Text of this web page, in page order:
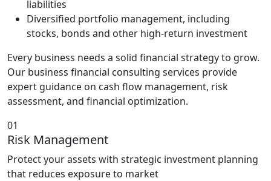
liabilities
Diversified portfolio management, including
stocks, bonds and other high-return investment
Every business needs a solid financial strategy to grow.
Our business financial consulting services provide
expert guidance on cash flow management, risk
assessment, and financial optimization.
01
Risk Management
Protect your assets with strategic investment planning
that reduces exposure to market